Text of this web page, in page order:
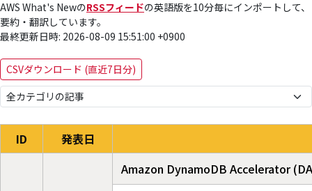
AWS What's NewのRSSフィードの英語版を10分毎にインポートして、
要約・翻訳しています。
最終更新日時: 2026-08-09 15:51:00 +0900
CSVダウンロード (直近7日分)
ID 発表日
Amazon DynamoDB Accelerator